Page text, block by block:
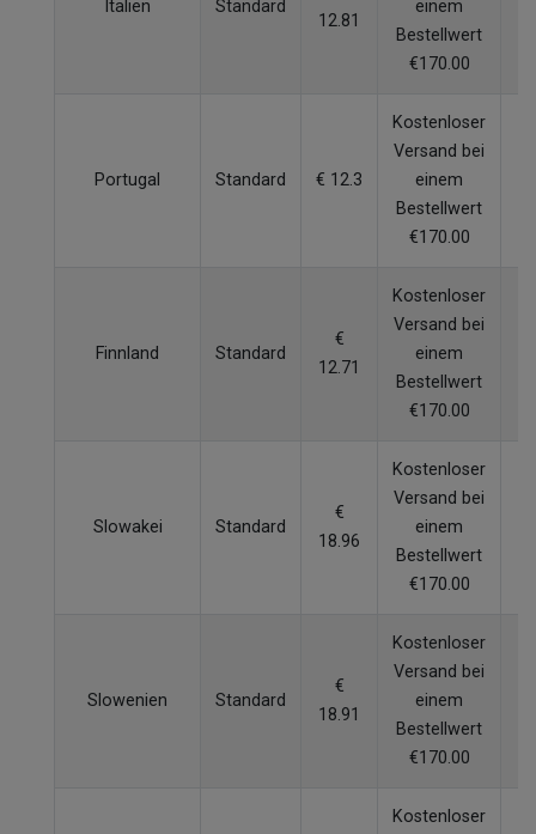
Italien Standard
12.81
einem
Bestellwert
€170.00
Portugal Standard € 12.3
Kostenloser
Versand bei
einem
Bestellwert
€170.00
Finnland Standard
€
12.71
Kostenloser
Versand bei
einem
Bestellwert
€170.00
Slowakei Standard
€
18.96
Kostenloser
Versand bei
einem
Bestellwert
€170.00
Slowenien Standard
€
18.91
Kostenloser
Versand bei
einem
Bestellwert
€170.00
Kostenloser